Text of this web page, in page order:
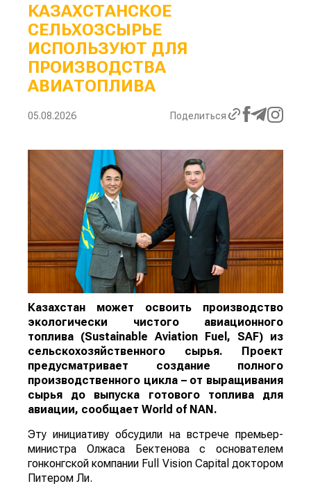
КАЗАХСТАНСКОЕ
СЕЛЬХОЗСЫРЬЕ
ИСПОЛЬЗУЮТ ДЛЯ
ПРОИЗВОДСТВА
АВИАТОПЛИВА
05.08.2026 Поделиться
Казахстан может освоить производство
экологически чистого авиационного
топлива (Sustainable Aviation Fuel, SAF) из
сельскохозяйственного сырья. Проект
предусматривает создание полного
производственного цикла – от выращивания
сырья до выпуска готового топлива для
авиации, сообщает World of NAN.
Эту инициативу обсудили на встрече премьер-
министра Олжаса Бектенова с основателем
гонконгской компании Full Vision Capital доктором
Питером Ли.